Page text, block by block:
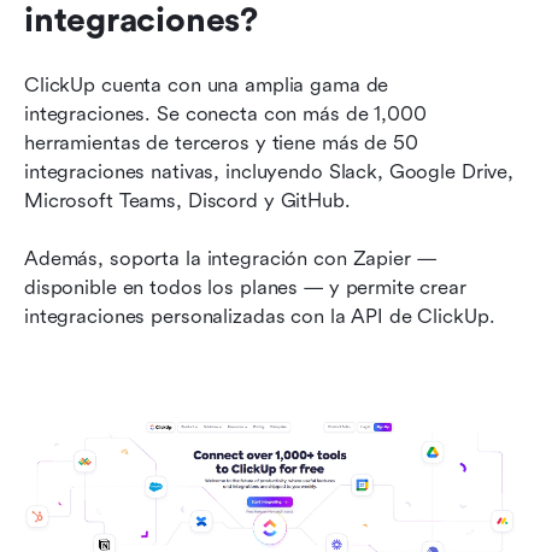
integraciones?
ClickUp cuenta con una amplia gama de
integraciones. Se conecta con más de 1,000
herramientas de terceros y tiene más de 50
integraciones nativas, incluyendo Slack, Google Drive,
Microsoft Teams, Discord y GitHub.
Además, soporta la integración con Zapier —
disponible en todos los planes — y permite crear
integraciones personalizadas con la API de ClickUp.